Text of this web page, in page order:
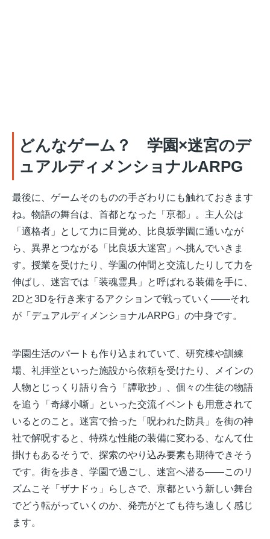
どんなゲーム？ 学園×迷宮のデ
ュアルディメンショナルARPG
最後に、ゲームそのものの手ざわりにも触れておきます
ね。物語の舞台は、首都となった「亰都」。主人公は
「適格者」として力に目覚め、比良坂学園に通いなが
ら、異界とつながる「比良坂大迷宮」へ挑んでいきま
す。授業を受けたり、学園の仲間と交流したりして力を
伸ばし、迷宮では「装魂霊具」と呼ばれる装備を手に、
2Dと3Dを行き来するアクションで戦っていく——それ
が「デュアルディメンショナルARPG」の中身です。
学園生活のパートも作り込まれていて、研究棟や訓練
場、礼拝堂といった施設から依頼を受けたり、メインの
人物とじっくり語り合う「譚歌抄」、個々の生徒の物語
を追う「奇縁小噺」といった交流イベントも用意されて
いるとのこと。迷宮で拾った「呪われた防具」を街の神
社で解呪すると、特殊な性能の装備に変わる、なんて仕
掛けもあるそうで、探索のやり込み要素も期待できそう
です。街を歩き、学園で過ごし、迷宮へ潜る——このリ
ズムこそ「ザナドゥ」らしさで、亰都という新しい舞台
でどう転がっていくのか、発売がとても待ち遠しく感じ
ます。